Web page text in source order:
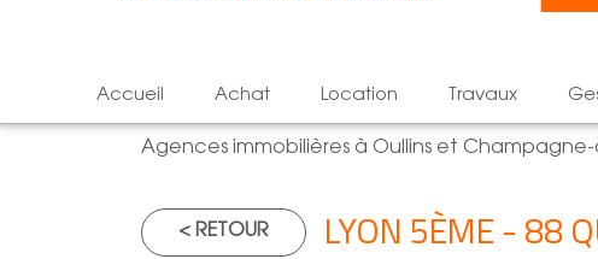
accueil achat location travaux
Agences immobilières à Oullins et
< RETOUR LYON 5ÈME - 88